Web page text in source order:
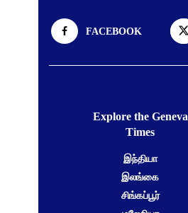
FACEBOOK
Explore the Geneva
Times
இந்தியா
இலங்கை
சிங்கப்பூர்